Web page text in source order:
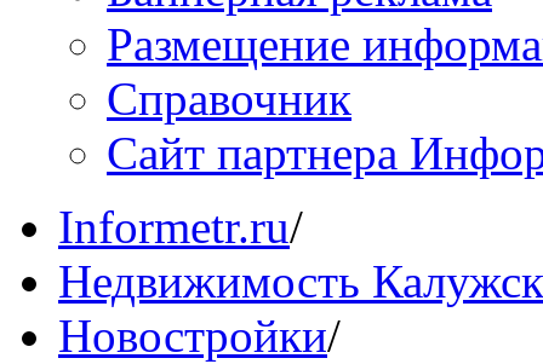
Размещение
Справочник
Сайт партнера
Informetr.ru/
Недвижимость
Новостройки/